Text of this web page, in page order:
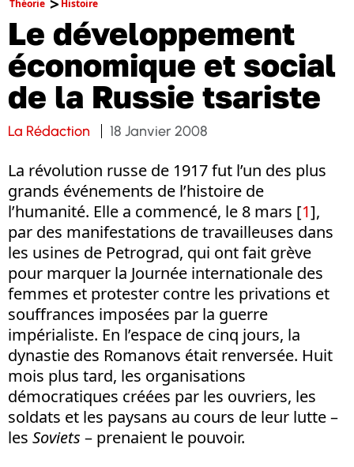
Théorie Histoire
Le développement
économique et social
de la Russie tsariste
La Rédaction 18 Janvier 2008
La révolution russe de 1917 fut l’un des plus
grands événements de l’histoire de
l’humanité. Elle a commencé, le 8 mars [1],
par des manifestations de travailleuses dans
les usines de Petrograd, qui ont fait grève
pour marquer la Journée internationale des
femmes et protester contre les privations et
souffrances imposées par la guerre
impérialiste. En l’espace de cinq jours, la
dynastie des Romanovs était renversée. Huit
mois plus tard, les organisations
démocratiques créées par les ouvriers, les
soldats et les paysans au cours de leur lutte –
les Soviets – prenaient le pouvoir.